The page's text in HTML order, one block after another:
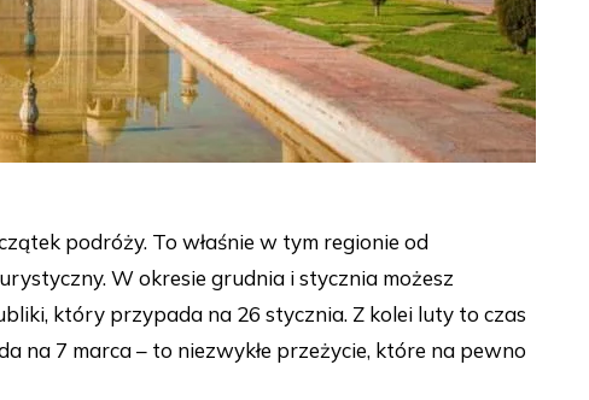
podróży. To właśnie w tym regionie od
W okresie grudnia i stycznia możesz
który przypada na 26 stycznia. Z kolei luty to czas
7 marca – to niezwykłe przeżycie, które na pewno